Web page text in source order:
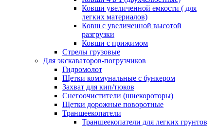
Ковши увеличенной емкости ( для
легких материалов)
Ковш с увеличенной высотой
разгрузки
Ковши с прижимом
Стрелы грузовые
Для экскаваторов-погрузчиков
Гидромолот
Щетки коммунальные с бункером
Захват для кип/тюков
Снегоочистители (шнекороторы)
Щетки дорожные поворотные
Траншеекопатели
Траншеекопатели для легких грунтов